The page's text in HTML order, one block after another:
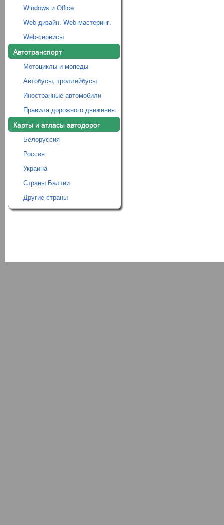
Windows и Office
Web-дизайн. Web-мастеринг.
Web-сервисы
Автотранспорт
Мотоциклы и мопеды
Автобусы, троллейбусы
Иностранные автомобили
Правила дорожного движения
Карты и атласы автодорог
Белоруссия
Россия
Украина
Страны Балтии
Другие страны